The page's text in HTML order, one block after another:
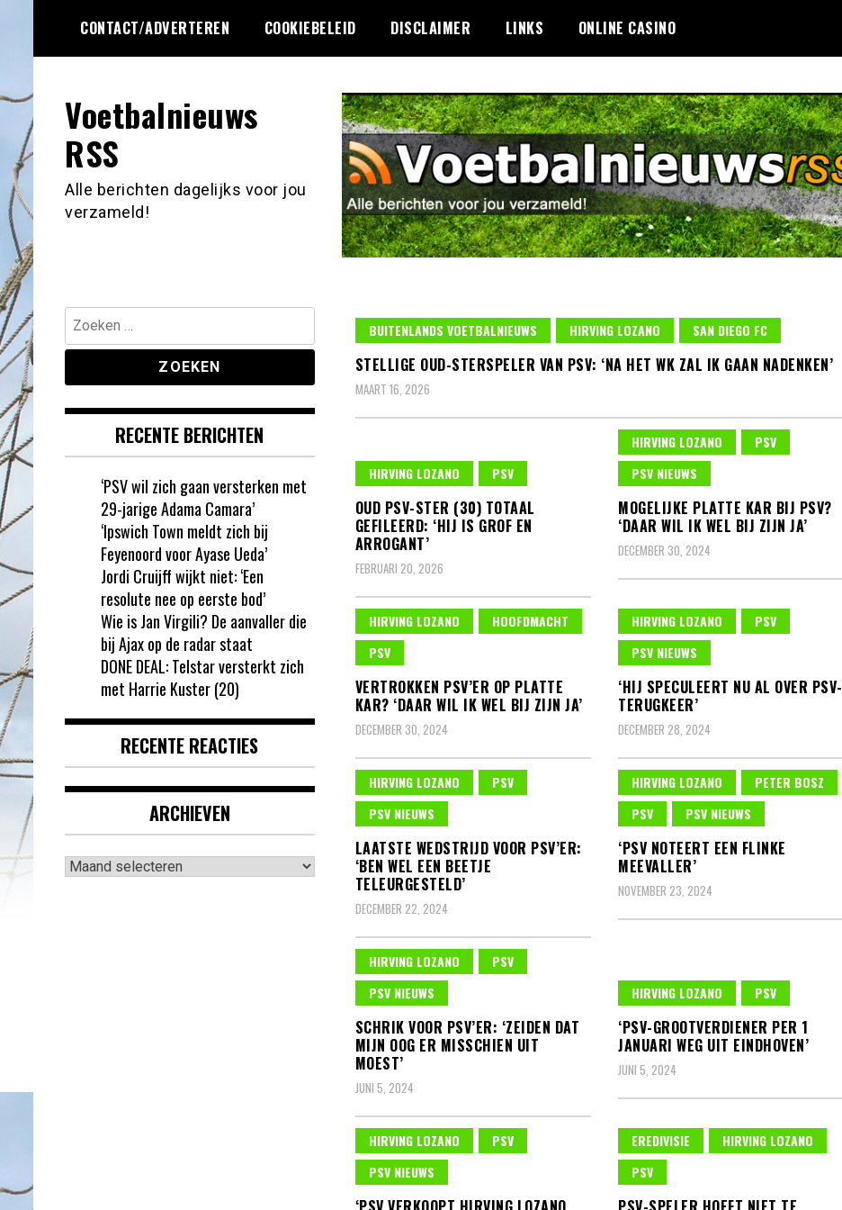
de
CONTACT/ADVERTEREN COOKIEBELEID DISCLAIMER LINKS ONLINE CASINO
Voetbalnieuws
RSS
Alle berichten dagelijks voor jou
verzameld!
BUITENLANDS VOETBALNIEUWS HIRVING LOZANO SAN DIEGO FC
STELLIGE OUD-STERSPELER VAN PSV: ‘NA HET WK ZAL IK GAAN NADENKEN’
MAART 16, 2026
HIRVING LOZANO PSV
OUD PSV-STER (30) TOTAAL
GEFILEERD: ‘HIJ IS GROF EN
ARROGANT’
FEBRUARI 20, 2026
HIRVING LOZANO
PSV
PSV NIEUWS
MOGELIJKE PLATTE KAR BIJ PSV?
‘DAAR WIL IK WEL BIJ ZIJN JA’
DECEMBER 30, 2024
HIRVING LOZANO
HOOFDMACHT
PSV
VERTROKKEN PSV’ER OP PLATTE
KAR? ‘DAAR WIL IK WEL BIJ ZIJN JA’
DECEMBER 30, 2024
HIRVING LOZANO
PSV
PSV NIEUWS
‘HIJ SPECULEERT NU AL OVER PSV-
TERUGKEER’
DECEMBER 28, 2024
HIRVING LOZANO
PSV
PSV NIEUWS
LAATSTE WEDSTRIJD VOOR PSV’ER:
‘BEN WEL EEN BEETJE
TELEURGESTELD’
DECEMBER 22, 2024
HIRVING LOZANO
PETER BOSZ
PSV
PSV NIEUWS
‘PSV NOTEERT EEN FLINKE
MEEVALLER’
NOVEMBER 23, 2024
HIRVING LOZANO
PSV
PSV NIEUWS
SCHRIK VOOR PSV’ER: ‘ZEIDEN DAT
MIJN OOG ER MISSCHIEN UIT
MOEST’
JUNI 5, 2024
HIRVING LOZANO PSV
‘PSV-GROOTVERDIENER PER 1
JANUARI WEG UIT EINDHOVEN’
JUNI 5, 2024
HIRVING LOZANO
PSV
PSV NIEUWS
EREDIVISIE
HIRVING LOZANO
PSV
Zoeken
naar:
RECENTE BERICHTEN
‘PSV wil zich gaan versterken met
29-jarige Adama Camara’
‘Ipswich Town meldt zich bij
Feyenoord voor Ayase Ueda’
Jordi Cruijff wijkt niet: ‘Een
resolute nee op eerste bod’
Wie is Jan Virgili? De aanvaller die
bij Ajax op de radar staat
DONE DEAL: Telstar versterkt zich
met Harrie Kuster (20)
RECENTE REACTIES
ARCHIEVEN
Archieven